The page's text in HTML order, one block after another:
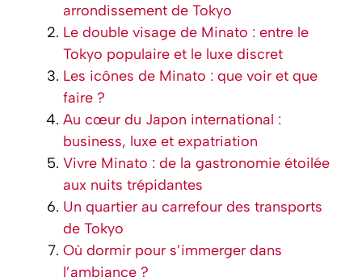
arrondissement de Tokyo
Le double visage de Minato : entre le
Tokyo populaire et le luxe discret
Les icônes de Minato : que voir et que
faire ?
Au cœur du Japon international :
business, luxe et expatriation
Vivre Minato : de la gastronomie étoilée
aux nuits trépidantes
Un quartier au carrefour des transports
de Tokyo
Où dormir pour s’immerger dans
l’ambiance ?